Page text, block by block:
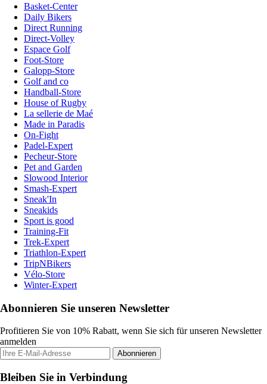
Basket-Center
Daily Bikers
Direct Running
Direct-Volley
Espace Golf
Foot-Store
Galopp-Store
Golf and co
Handball-Store
House of Rugby
La sellerie de Maé
Made in Paradis
On-Fight
Padel-Expert
Pecheur-Store
Pet and Garden
Slowood Interior
Smash-Expert
Sneak'In
Sneakids
Sport is good
Training-Fit
Trek-Expert
Triathlon-Expert
TripNBikers
Vélo-Store
Winter-Expert
Abonnieren Sie unseren Newsletter
Profitieren Sie von 10% Rabatt, wenn Sie sich für unseren Newsletter
anmelden
Abonnieren
Bleiben Sie in Verbindung